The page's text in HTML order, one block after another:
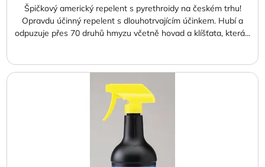
Špičkový americký repelent s pyrethroidy na českém trhu!
Opravdu účinný repelent s dlouhotrvajícím účinkem. Hubí a
odpuzuje přes 70 druhů hmyzu včetně hovad a klíšťata, která...